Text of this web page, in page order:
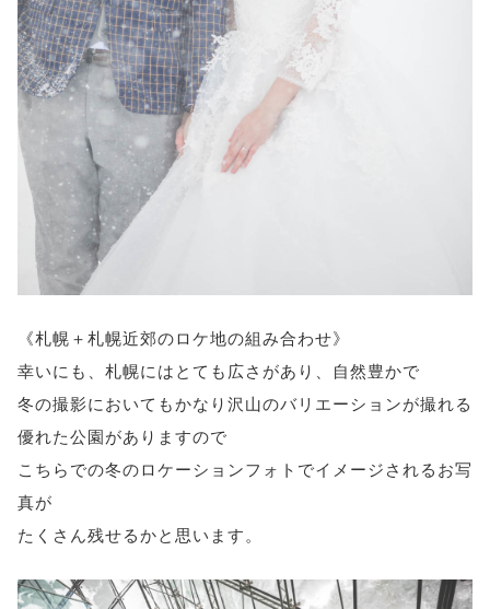
《札幌＋札幌近郊のロケ地の組み合わせ》
幸いにも、札幌にはとても広さがあり、自然豊かで
冬の撮影においてもかなり沢山のバリエーションが撮れる
優れた公園がありますので
こちらでの冬のロケーションフォトでイメージされるお写
真が
たくさん残せるかと思います。